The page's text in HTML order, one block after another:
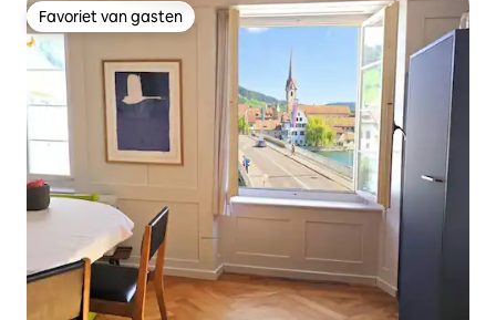
Favoriet van gasten
Favoriet van gasten